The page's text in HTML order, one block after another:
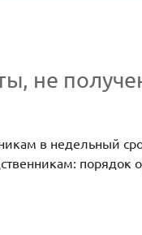
не
в недельный
порядок